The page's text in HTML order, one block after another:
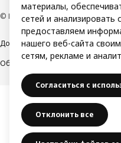
© Inter IKEA Systems B.V. 1999-
ДоступностьПолитика
Общие условия
материалы,
сетей и
предоставляем
нашего веб-сайта
сетям, рекламе и
Согласиться с
Отклонить все